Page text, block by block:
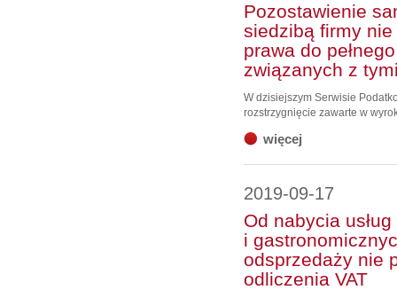
Pozostawienie
siedzibą firmy
prawa do
związanych z
W dzisiejszym Serwisie
rozstrzygnięcie zawarte w
więcej
2019-09-17
Od nabycia
i
odsprzedaży nie
odliczenia VAT